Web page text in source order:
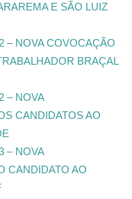
E SÃO LUIZ
– NOVA COVOCAÇÃO
BRAÇAL
– NOVA
CANDIDATOS AO
– NOVA
CANDIDATO AO